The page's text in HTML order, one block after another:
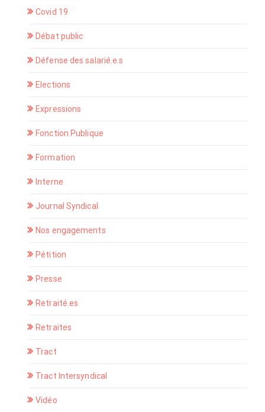
Covid 19
Débat public
Défense des salarié.e.s
Elections
Expressions
Fonction Publique
Formation
Interne
Journal Syndical
Nos engagements
Pétition
Presse
Retraité.es
Retraites
Tract
Tract Intersyndical
Vidéo